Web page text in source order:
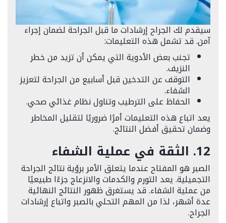
سيقدم لك الجراح إرشادات ما قبل الجراحة لضمان إجراء
آمن. قد تشمل هذه التعليمات:
تجنب بعض الأدوية التي يمكن أن تزيد من خطر
النزيف.
التوقف عن التدخين قبل أسابيع من الجراحة لتعزيز
الشفاء.
الحفاظ على الترطيب وتناول نظام غذائي صحي.
يعد اتباع هذه التعليمات أمرًا ضروريًا لتقليل المخاطر
وضمان تحقيق أفضل النتائج.
12. الثقة في عملية الشفاء
الصبر هو المفتاح عندما يتعلق الأمر برؤية نتائج الجراحة
التجميلية. يعد التورم والكدمات والانزعاج جزءًا طبيعيًا
من عملية الشفاء. قد يستغرق ظهور النتائج النهائية
عدة أشهر، لذا من المهم التحلي بالصبر واتباع إرشادات
الجراح.